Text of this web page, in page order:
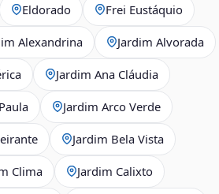
Eldorado Frei Eustáquio
Alexandrina Jardim Alvorada
Jardim Ana Cláudia
Jardim Arco Verde
Jardim Bela Vista
Clima Jardim Calixto